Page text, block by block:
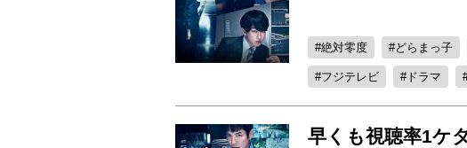
絶対零度 どらまっ子
フジテレビ ドラマ
早くも視聴率1ケ